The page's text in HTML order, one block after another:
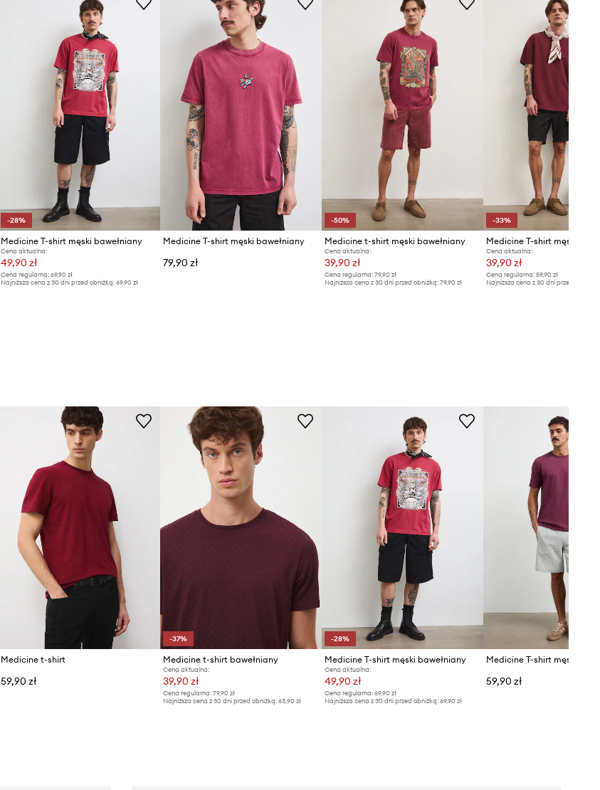
Rozmiarówka zawyżona
Zalecamy wybór rozmiaru
mniejszego, niż nosisz zazwyczaj.
Zobacz wymiary produktu
-28%
Medicine T-shirt męski bawełniany
Cena aktualna:
49,90 zł
Cena regularna: 69,90 zł
Najniższa cena z 30 dni przed obniżką: 69,90 zł
Medicine T-shirt męski bawełniany
79,90 zł
-50%
Medicine t-shirt męski bawełniany
Cena aktualna:
39,90 zł
Cena regularna:79,90 zł
Najniższa cena z 30 dni przed obniżką:79,90 zł
-33%
Medicine T-shirt męski
Cena aktualna:
39,90 zł
Cena regularna: 59,90 zł
Najniższa cena z 30 dni przed obniżką:
Medicine t-shirt
59,90 zł
-37%
Medicine t-shirt bawełniany
Cena aktualna:
39,90 zł
Cena regularna: 79,90 zł
Najniższa cena z 30 dni przed obniżką: 63,90 zł
-28%
Medicine T-shirt męski bawełniany
Cena aktualna:
49,90 zł
Cena regularna:69,90 zł
Najniższa cena z 30 dni przed obniżką:69,90 zł
59,90 zł